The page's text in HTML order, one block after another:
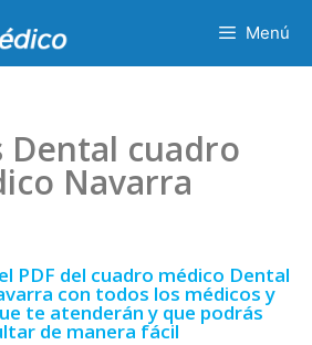
Menú
Dental cuadro
Navarra
PDF del cuadro médico Dental
con todos los médicos y
te atenderán y que podrás
de manera fácil